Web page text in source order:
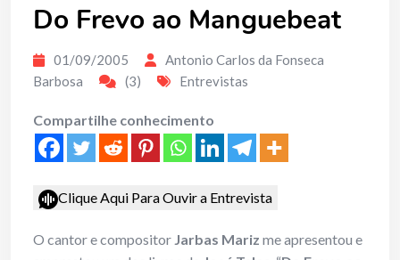
Do Frevo ao Manguebeat
01/09/2005
Antonio Carlos da Fonseca
Barbosa
(3) Entrevistas
Compartilhe conhecimento
Clique Aqui Para Ouvir a Entrevista
O cantor e compositor Jarbas Mariz me apresentou e